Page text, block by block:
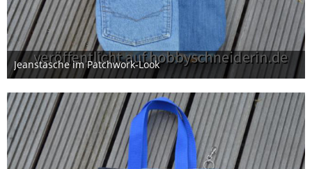
Jeanstasche im Patchwork-Look
2. Juli 2026